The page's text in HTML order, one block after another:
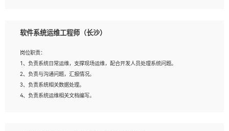
1、3年以上运营或解决方案的工作经验。
征，可独立提出完整的优化方案,并推动方案执行达成结果；熟练使用PPT、
WORD、EXCEL等办公软件；
3、深入理解公司各项AI产品和技术信息；具有较强的文档编写能力，能独立撰写
PPT、方案建议书等，面试时需携带个人制作的专业PPT文件进行展示。
软件系统运维工程师（长沙）
岗位职责：
1、负责系统日常运维，支撑现场运维，配合开发人员处理系统问题。
2、负责与沟通问题，汇报情况。
3、负责系统相关数据处理。
4、负责系统运维相关文档编写。